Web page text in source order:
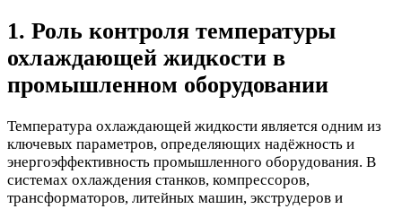
1. Роль контроля температуры
охлаждающей жидкости в
промышленном оборудовании
Температура охлаждающей жидкости является одним из
ключевых параметров, определяющих надёжность и
энергоэффективность промышленного оборудования. В
системах охлаждения станков, компрессоров,
трансформаторов, литейных машин, экструдеров и